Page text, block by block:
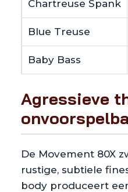
Chartreuse Spank
Blue Treuse
Baby Bass
Agressieve
De Movement 80X
rustige, subtiele
body produceert